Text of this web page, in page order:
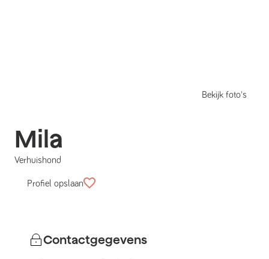
Bekijk foto's
Mila
Verhuishond
Profiel opslaan
Contactgegevens